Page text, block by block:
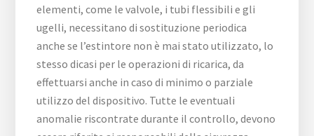
elementi, come le valvole, i tubi flessibili e gli
ugelli, necessitano di sostituzione periodica
anche se l’estintore non è mai stato utilizzato, lo
stesso dicasi per le operazioni di ricarica, da
effettuarsi anche in caso di minimo o parziale
utilizzo del dispositivo. Tutte le eventuali
anomalie riscontrate durante il controllo, devono